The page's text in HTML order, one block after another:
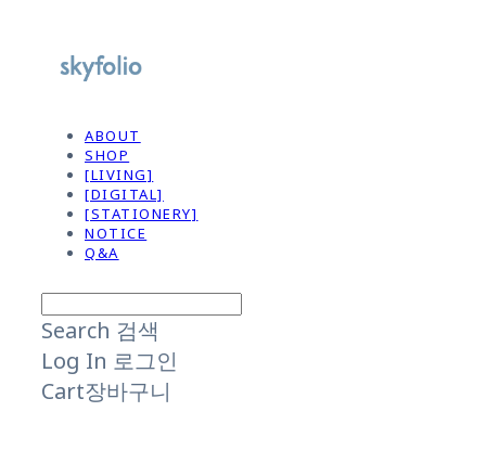
ABOUT
SHOP
[LIVING]
[DIGITAL]
[STATIONERY]
NOTICE
Q&A
Search 검색
Log In 로그인
Cart장바구니